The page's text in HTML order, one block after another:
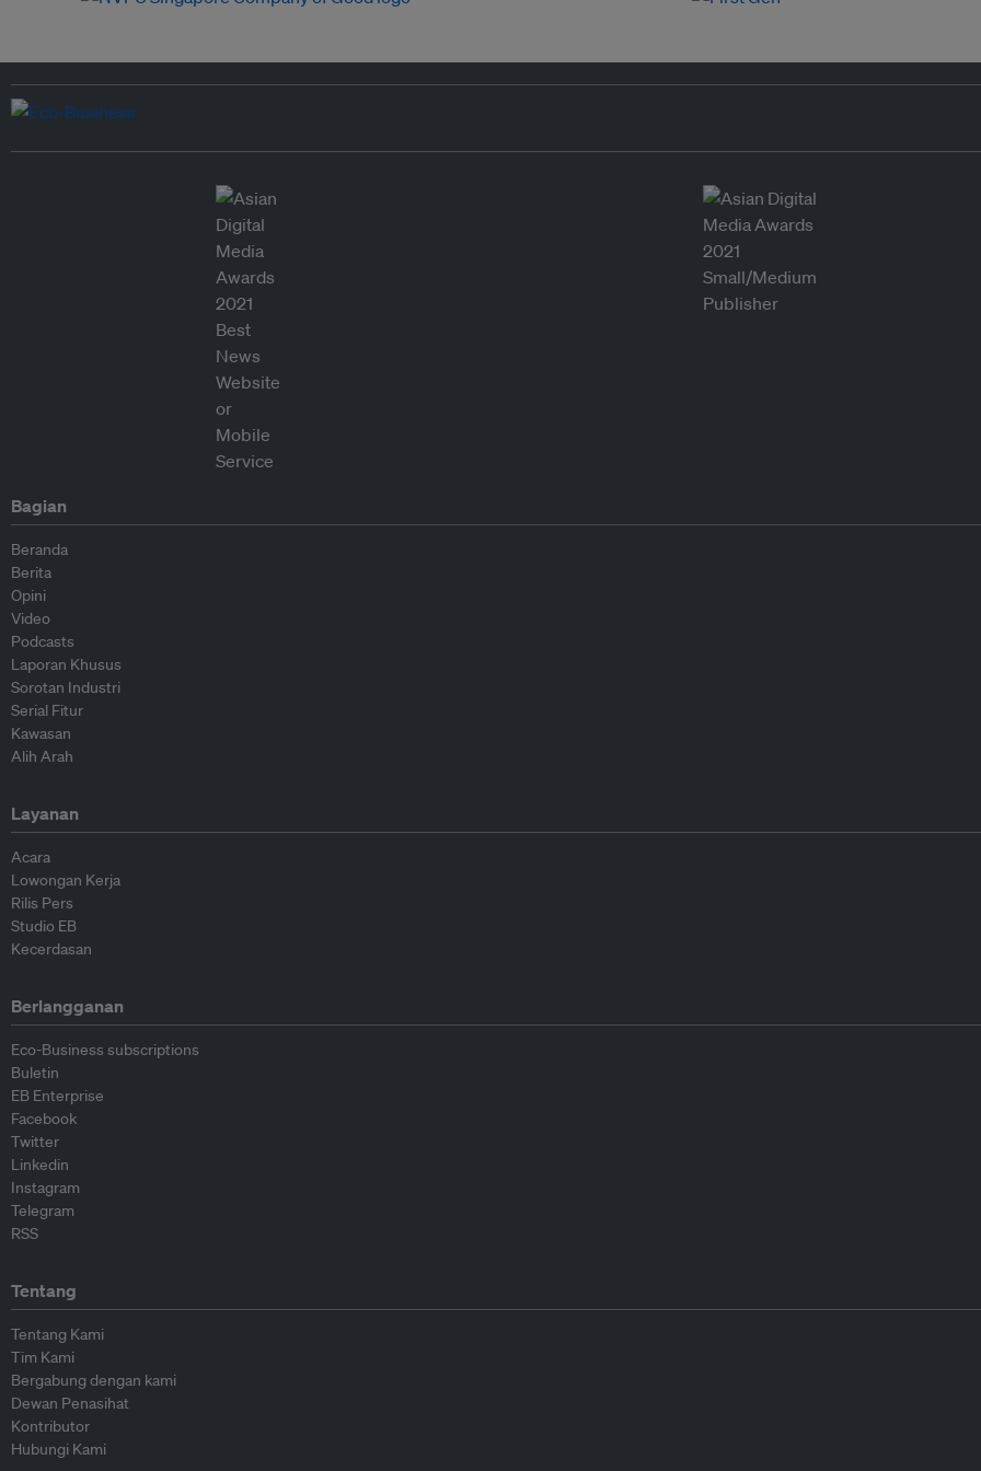
Bagian
Beranda
Berita
Opini
Video
Podcasts
Laporan Khusus
Sorotan Industri
Serial Fitur
Kawasan
Alih Arah
Layanan
Acara
Lowongan Kerja
Rilis Pers
Studio EB
Kecerdasan
Berlangganan
Eco-Business subscriptions
Buletin
EB Enterprise
Facebook
Twitter
Linkedin
Instagram
Telegram
RSS
Tentang
Tentang Kami
Tim Kami
Bergabung dengan kami
Dewan Penasihat
Kontributor
Hubungi Kami